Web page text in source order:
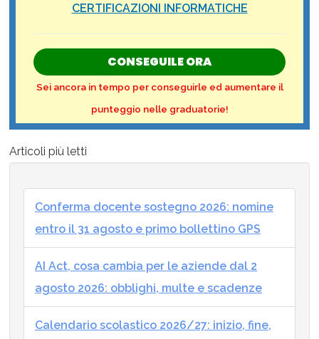
CERTIFICAZIONI INFORMATICHE
CONSEGUILE ORA
Sei ancora in tempo per conseguirle ed aumentare il
punteggio nelle graduatorie!
Articoli più letti
Conferma docente sostegno 2026: nomine
entro il 31 agosto e primo bollettino GPS
AI Act, cosa cambia per le aziende dal 2
agosto 2026: obblighi, multe e scadenze
Calendario scolastico 2026/27: inizio, fine,